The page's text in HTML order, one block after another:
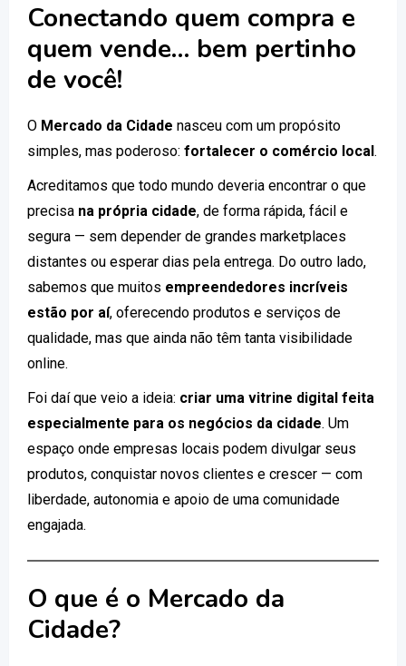
Conectando quem compra e
quem vende… bem pertinho
de você!
O Mercado da Cidade nasceu com um propósito
simples, mas poderoso: fortalecer o comércio local.
Acreditamos que todo mundo deveria encontrar o que
precisa na própria cidade, de forma rápida, fácil e
segura — sem depender de grandes marketplaces
distantes ou esperar dias pela entrega. Do outro lado,
sabemos que muitos empreendedores incríveis
estão por aí, oferecendo produtos e serviços de
qualidade, mas que ainda não têm tanta visibilidade
online.
Foi daí que veio a ideia: criar uma vitrine digital feita
especialmente para os negócios da cidade. Um
espaço onde empresas locais podem divulgar seus
produtos, conquistar novos clientes e crescer — com
liberdade, autonomia e apoio de uma comunidade
engajada.
O que é o Mercado da
Cidade?